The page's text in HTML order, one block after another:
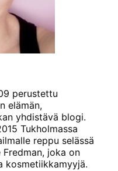
perustettu
elämän,
yhdistävä blogi.
Tukholmassa
reppu selässä
joka on
kosmetiikkamyyjä.